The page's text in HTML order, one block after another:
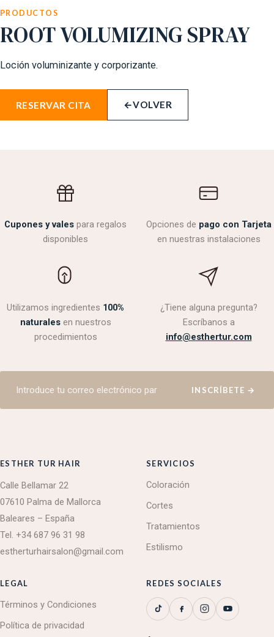
PRODUCTOS
ROOT VOLUMIZING SPRAY
Loción voluminizante y corporizante.
RESERVAR CITA ←VOLVER
Cupones y vales para regalos
disponibles
Opciones de pago con Tarjeta
en nuestras instalaciones
Utilizamos ingredientes 100%
naturalesen nuestros
procedimientos
¿Tiene alguna pregunta?
Escríbanos a
info@esthertur.com
INSCRÍBETE →
ESTHER TUR HAIR
Calle Bellamar 22
07610 Palma de Mallorca
Baleares – España
Tel. +34 687 96 31 98
estherturhairsalon@gmail.com
SERVICIOS
Coloración
Cortes
Tratamientos
Estilismo
LEGAL
Términos y Condiciones
Política de privacidad
REDES SOCIALES